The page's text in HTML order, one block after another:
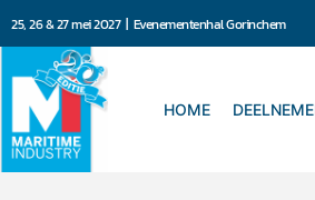
25, 26 & 27 mei 2027 | Evenementenhal Gorinchem
HOME